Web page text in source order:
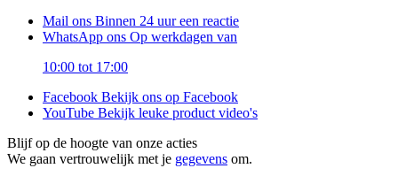
Mail ons Binnen 24 uur een reactie
WhatsApp ons Op werkdagen van
10:00 tot 17:00
Facebook Bekijk ons op Facebook
YouTube Bekijk leuke product video's
Blijf op de hoogte van onze acties
We gaan vertrouwelijk met je gegevens om.